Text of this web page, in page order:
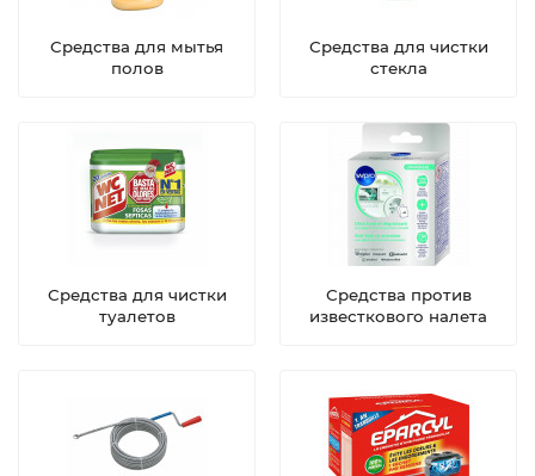
Средства для мытья
полов
Средства для чистки
стекла
Средства для чистки
туалетов
Средства против
известкового налета